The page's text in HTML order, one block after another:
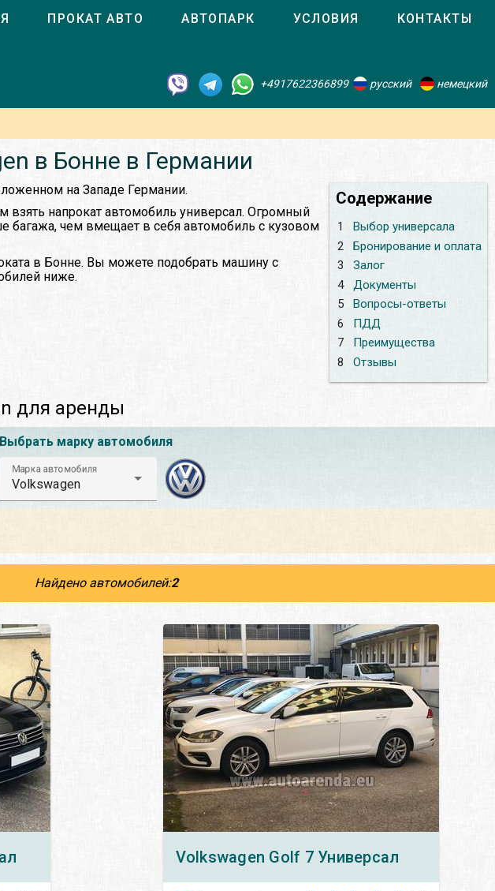
ПРОКАТ АВТО АВТОПАРК УСЛОВИЯ КОНТАКТЫ
+4917622366899 русский немецкий
в Бонне в Германии
Содержание
1
Выбор универсала
2
Бронирование и оплата
3
Залог
4
Документы
5
Вопросы-ответы
6
ПДД
7
Преимущества
8
Отзывы
на Западе Германии.
взять напрокат автомобиль универсал. Огромный
багажа, чем вмещает в себя автомобиль с кузовом
в Бонне. Вы можете подобрать машину с
ниже.
для аренды
Выбрать марку автомобиля
Марка автомобиля
Volkswagen
Найдено автомобилей:2
Volkswagen Golf 7 Универсал